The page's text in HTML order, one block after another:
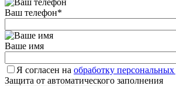
Ваш телефон*
Ваше имя
Я согласен на обработку
Защита от автоматического заполнения